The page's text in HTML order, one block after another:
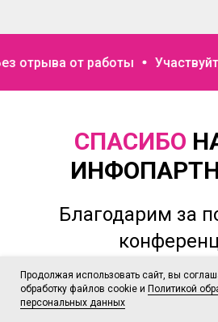
Продолжая использовать сайт, вы
обработку файлов cookie и Политикой
персональных данных
от работы Участвуйте
СПАСИБО
Благодарим за